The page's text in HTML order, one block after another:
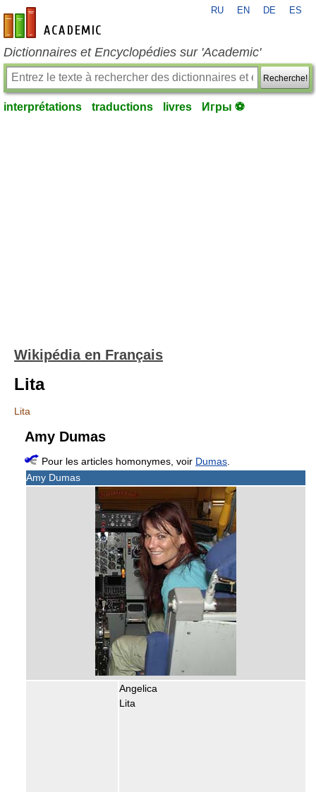
fr-academic.com
RU EN DE ES
Dictionnaires et Encyclopédies sur 'Academic'
Recherche!
interprétations traductions livres Игры ⚽
Wikipédia en Français
Lita
Lita
Amy Dumas
Pour les articles homonymes, voir Dumas
Amy Dumas
Angelica
Lita